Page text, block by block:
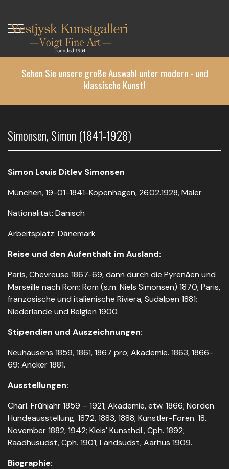
Inhalt
Sehen Sie unsere große Auswahl unter modern - und
klassische Kunst!
Simonsen, Simon (1841-1928)
Simon Louis Ditlev Simonsen
München, 19-01-1841-Kopenhagen, 26.02.1928, Maler
Nationalität: Dänisch
Arbeitsplatz: Dänemark
Reise und den Aufenthalt im Ausland:
Paris, Chevreuse 1867-69, dann durch die Pyrenäen und
Marseille nach Rom; Rom (s.m. Niels Simonsen) 1870; Paris,
französische und italienische Riviera, Südalpen 1881;
Niederlande und Belgien 1900.
Stipendien und Auszeichnungen:
Neuhausens 1859, 1861, 1867 pro; Akademie. 1863, 1866-
69; Ancker 1881.
Ausstellungen:
Charl. Frühjahr 1859 – 1921; Akademie, etw. 1866; Norden.
Hundeausstellung. 1872, 1883, 1888; Künstler-Foren. 18.
November 1882, 1942; Kleis' Kunsthdl., Cph. 1892;
Raadhusudst, Cph. 1901; Landsudst, Aarhus 1909.
Biographie: